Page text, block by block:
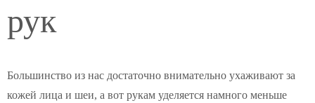
рук
Большинство из нас достаточно внимательно ухаживают за
кожей лица и шеи, а вот рукам уделяется намного меньше